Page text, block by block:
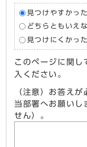
見つけやすかった
どちらともいえ
見つけにくかった
このページに関し
入ください。
（注意）お答え
当部署へお願いし
せん）。